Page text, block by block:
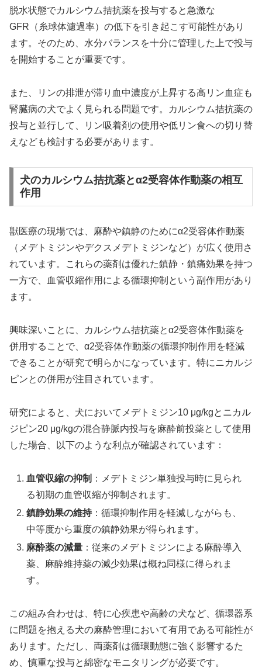
脱水状態でカルシウム拮抗薬を投与すると急激な
GFR（糸球体濾過率）の低下を引き起こす可能性があり
ます。そのため、水分バランスを十分に管理した上で投与
を開始することが重要です。
また、リンの排泄が滞り血中濃度が上昇する高リン血症も
腎臓病の犬でよく見られる問題です。カルシウム拮抗薬の
投与と並行して、リン吸着剤の使用や低リン食への切り替
えなども検討する必要があります。
犬のカルシウム拮抗薬とα2受容体作動薬の相互
作用
獣医療の現場では、麻酔や鎮静のためにα2受容体作動薬
（メデトミジンやデクスメデトミジンなど）が広く使用さ
れています。これらの薬剤は優れた鎮静・鎮痛効果を持つ
一方で、血管収縮作用による循環抑制という副作用があり
ます。
興味深いことに、カルシウム拮抗薬とα2受容体作動薬を
併用することで、α2受容体作動薬の循環抑制作用を軽減
できることが研究で明らかになっています。特にニカルジ
ピンとの併用が注目されています。
研究によると、犬においてメデトミジン10 μg/kgとニカル
ジピン20 μg/kgの混合静脈内投与を麻酔前投薬として使用
した場合、以下のような利点が確認されています：
血管収縮の抑制 ：メデトミジン単独投与時に見られ
る初期の血管収縮が抑制されます。
鎮静効果の維持：循環抑制作用を軽減しながらも、
中等度から重度の鎮静効果が得られます。
麻酔薬の減量 ：従来のメデトミジンによる麻酔導入
薬、麻酔維持薬の減少効果は概ね同様に得られま
す。
この組み合わせは、特に心疾患や高齢の犬など、循環器系
に問題を抱える犬の麻酔管理において有用である可能性が
あります。ただし、両薬剤は循環動態に強く影響するた
め、慎重な投与と綿密なモニタリングが必要です。